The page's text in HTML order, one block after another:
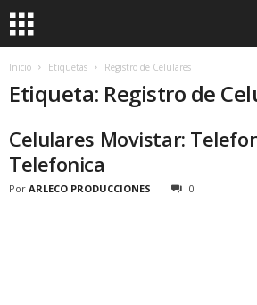
Inicio Etiquetas Registro de Celulares
Etiqueta: Registro de
Celulares Movistar:
Telefonica
Por ARLECO PRODUCCIONES 0